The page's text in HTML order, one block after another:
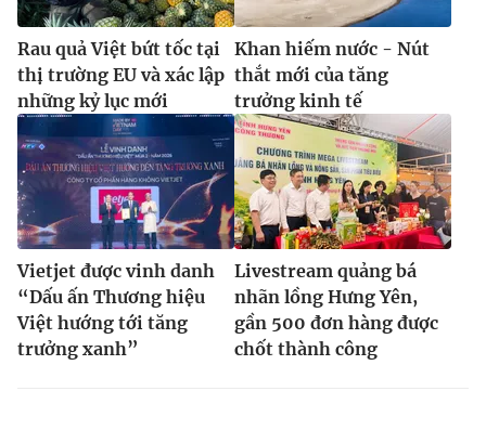
Rau quả Việt bứt tốc tại
thị trường EU và xác lập
những kỷ lục mới
Khan hiếm nước - Nút
thắt mới của tăng
trưởng kinh tế
Vietjet được vinh danh
“Dấu ấn Thương hiệu
Việt hướng tới tăng
trưởng xanh”
Livestream quảng bá
nhãn lồng Hưng Yên,
gần 500 đơn hàng được
chốt thành công